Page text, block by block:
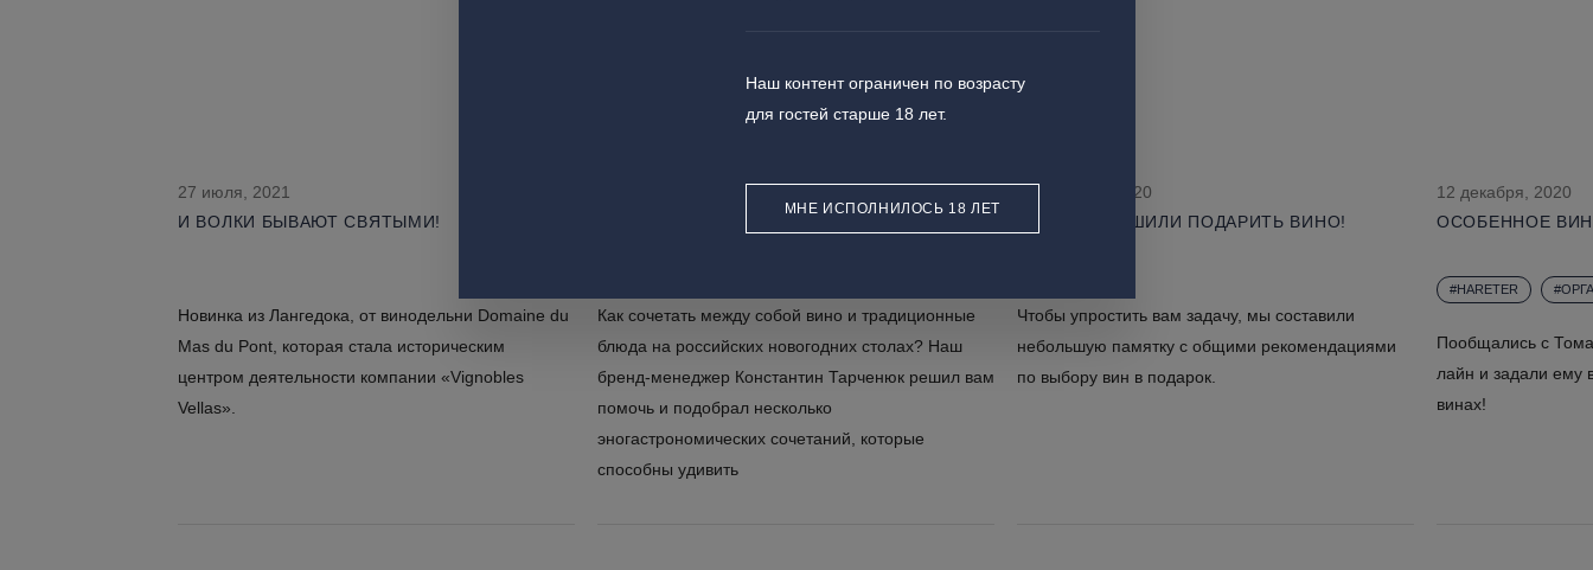
Наш контент ограничен по возрасту
для гостей старше 18 лет.
МНЕ ИСПОЛНИЛОСЬ 18 ЛЕТ
27 июля, 2021
И ВОЛКИ БЫВАЮТ СВЯТЫМИ!
Новинка из Лангедока, от винодельни Domaine du
Mas du Pont, которая стала историческим
центром деятельности компании «Vignobles
Vellas».
Как сочетать между собой вино и традиционные
блюда на российских новогодних столах? Наш
бренд-менеджер Константин Тарченюк решил вам
помочь и подобрал несколько
эногастрономических сочетаний, которые
способны удивить
22 декабря, 2020
ИТАК, ВЫ РЕШИЛИ ПОДАРИТЬ ВИНО!
Чтобы упростить вам задачу, мы составили
небольшую памятку с общими рекомендациями
по выбору вин в подарок.
12 декабря, 2020
ОСОБЕННОЕ
#HARETER
Пообщались с
лайн и задали ему
винах!